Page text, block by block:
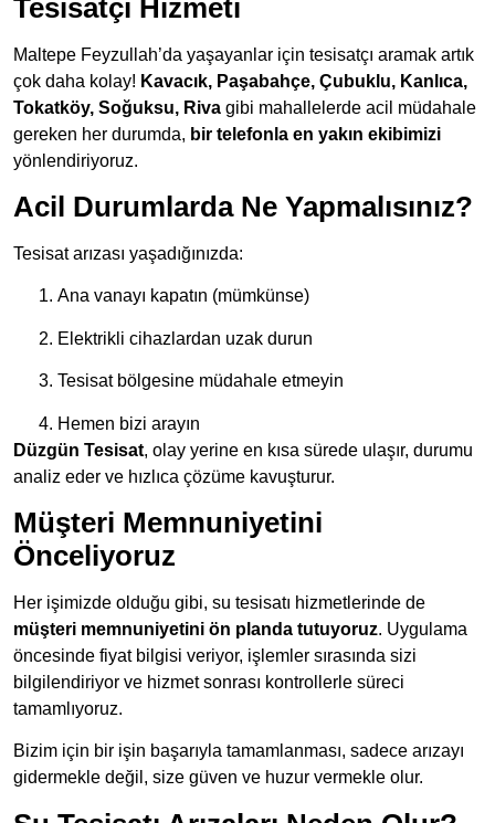
Tesisatçı Hizmeti
Maltepe Feyzullah’da yaşayanlar için tesisatçı aramak artık
çok daha kolay! Kavacık, Paşabahçe, Çubuklu, Kanlıca,
Tokatköy, Soğuksu, Riva gibi mahallelerde acil müdahale
gereken her durumda, bir telefonla en yakın ekibimizi
yönlendiriyoruz.
Acil Durumlarda Ne Yapmalısınız?
Tesisat arızası yaşadığınızda:
Ana vanayı kapatın (mümkünse)
Elektrikli cihazlardan uzak durun
Tesisat bölgesine müdahale etmeyin
Hemen bizi arayın
Düzgün Tesisat, olay yerine en kısa sürede ulaşır, durumu
analiz eder ve hızlıca çözüme kavuşturur.
Müşteri Memnuniyetini
Önceliyoruz
Her işimizde olduğu gibi, su tesisatı hizmetlerinde de
müşteri memnuniyetini ön planda tutuyoruz. Uygulama
öncesinde fiyat bilgisi veriyor, işlemler sırasında sizi
bilgilendiriyor ve hizmet sonrası kontrollerle süreci
tamamlıyoruz.
Bizim için bir işin başarıyla tamamlanması, sadece arızayı
gidermekle değil, size güven ve huzur vermekle olur.